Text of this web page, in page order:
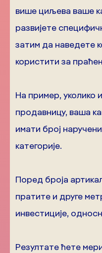
више циљева ваше
развијете
затим да наведете
користити за
На пример, уколико
продавницу, ваша
имати број
категорије.
Поред броја
пратите и друге
инвестиције,
Резултате ћете